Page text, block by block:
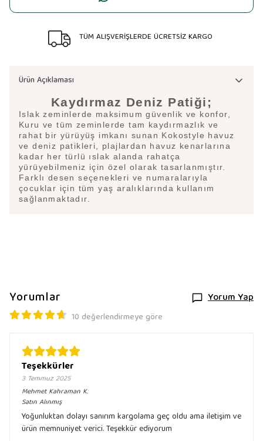
TÜM ALIŞVERİŞLERDE ÜCRETSİZ KARGO
Ürün Açıklaması
Kaydırmaz Deniz Patiği;
Islak zeminlerde maksimum güvenlik ve konfor,
Kuru ve tüm zeminlerde tam kaydırmazlık ve
rahat bir yürüyüş imkanı sunan Kokostyle havuz
ve deniz patikleri, plajlardan havuz kenarlarına
kadar her türlü ıslak alanda rahatça
yürüyebilmeniz için özel olarak tasarlanmıştır.
Farklı desen seçenekleri ve numaralarıyla
çocuklar için tüm yaş aralıklarında kullanım
sağlanmaktadır.
Yorumlar Yorum Yap
10 değerlendirmeye göre
Teşekkürler
3 Temmuz 2025
Mehmet Kahraman K.
Satın Alınmış
Yoğunluktan dolayı sanırım kargolama geç oldu ama iletişim ve
ürün memnuniyet verici. Teşekkür ediyorum